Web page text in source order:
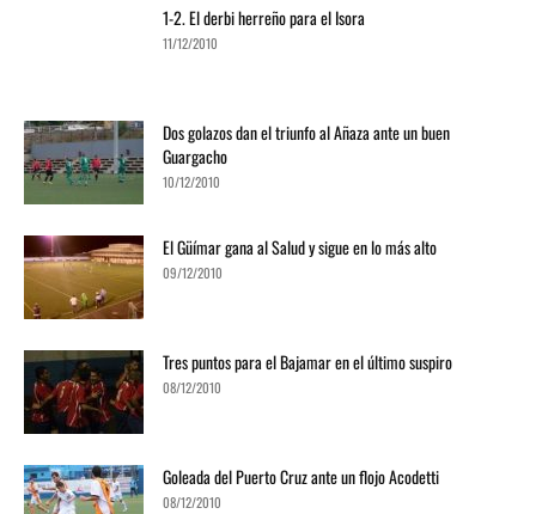
1-2. El derbi herreño para el Isora
11/12/2010
Dos golazos dan el triunfo al Añaza ante un buen
Guargacho
10/12/2010
El Güímar gana al Salud y sigue en lo más alto
09/12/2010
Tres puntos para el Bajamar en el último suspiro
08/12/2010
Goleada del Puerto Cruz ante un flojo Acodetti
08/12/2010